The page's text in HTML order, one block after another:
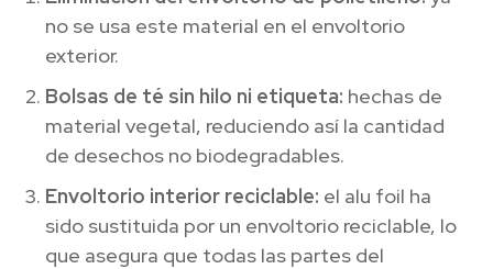
no se usa este material en el envoltorio
exterior.
Bolsas de té sin hilo ni etiqueta: hechas de
material vegetal, reduciendo así la cantidad
de desechos no biodegradables.
Envoltorio interior reciclable: el alu foil ha
sido sustituida por un envoltorio reciclable, lo
que asegura que todas las partes del